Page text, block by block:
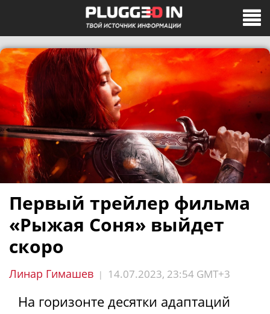
Первый трейлер фильма
«Рыжая Соня» выйдет
скоро
Линар Гимашев | 14.07.2023, 23:54 GMT+3
На горизонте десятки адаптаций